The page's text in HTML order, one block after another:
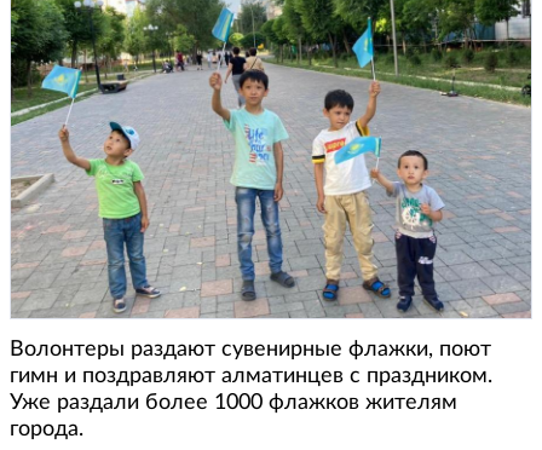
Волонтеры раздают сувенирные флажки, поют
гимн и поздравляют алматинцев с праздником.
Уже раздали более 1000 флажков жителям
города.